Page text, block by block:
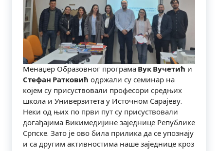
Менаџер Образовног програмаВук Вучетић и
Стефан Ратковић одржали су семинар на
којем су присуствовали професори средњих
школа и Универзитета у Источном Сарајеву.
Неки од њих по први пут су присуствовали
догађајима Викимедијине заједнице Републике
Српске. Зато је ово била прилика да се упознају
и са другим активностима наше заједнице кроз